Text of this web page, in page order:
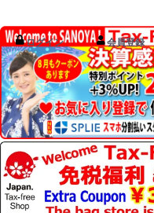
ログイン 会員登録